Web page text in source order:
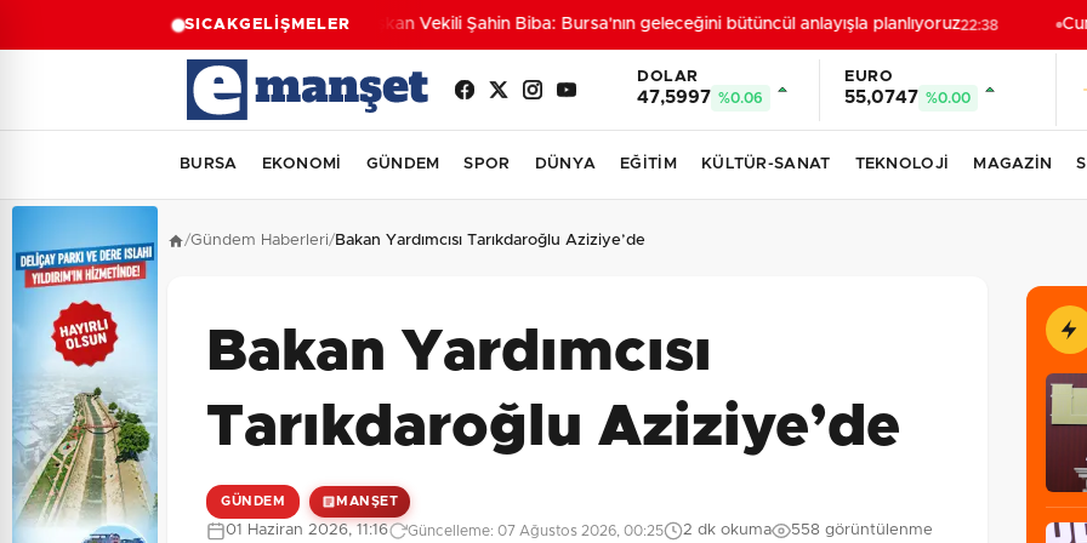
SICAKGELİŞMELERBaşkan Vekili Şahin Biba: Bursa'nın geleceğini bütüncül anlayışla planlıyoruz22:38
DOLAR
47,5997 %0.06
EURO
55,0747 %0.00
BURSA EKONOMİ GÜNDEM SPOR DÜNYA EĞİTİM KÜLTÜR-SANAT TEKNOLOJİ MAGAZİN
/Gündem Haberleri/Bakan Yardımcısı Tarıkdaroğlu Aziziye’de
Bakan Yardımcısı
Tarıkdaroğlu Aziziye’de
GÜNDEM MANŞET
01 Haziran 2026, 11:16 Güncelleme: 07 Ağustos 2026, 00:25 2 dk okuma 558 görüntülenme